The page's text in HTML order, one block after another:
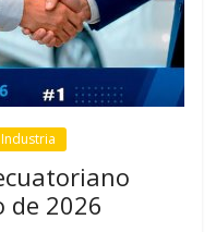
Industria
de 2026